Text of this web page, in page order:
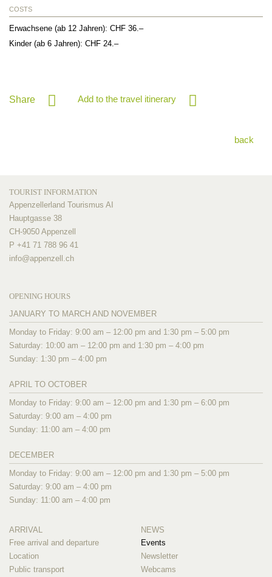
COSTS
Erwachsene (ab 12 Jahren): CHF 36.–
Kinder (ab 6 Jahren): CHF 24.–
Share Add to the travel itinerary
back
TOURIST INFORMATION
Appenzellerland Tourismus AI
Hauptgasse 38
CH-9050 Appenzell
P +41 71 788 96 41
info@appenzell.ch
OPENING HOURS
JANUARY TO MARCH AND NOVEMBER
Monday to Friday: 9:00 am – 12:00 pm and 1:30 pm – 5:00 pm
Saturday: 10:00 am – 12:00 pm and 1:30 pm – 4:00 pm
Sunday: 1:30 pm – 4:00 pm
APRIL TO OCTOBER
Monday to Friday: 9:00 am – 12:00 pm and 1:30 pm – 6:00 pm
Saturday: 9:00 am – 4:00 pm
Sunday: 11:00 am – 4:00 pm
DECEMBER
Monday to Friday: 9:00 am – 12:00 pm and 1:30 pm – 5:00 pm
Saturday: 9:00 am – 4:00 pm
Sunday: 11:00 am – 4:00 pm
ARRIVAL
Free arrival and departure
Location
Public transport
NEWS
Events
Newsletter
Webcams